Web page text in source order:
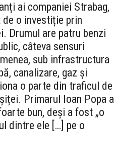
ai companiei Strabag,
o investiție prin
Drumul are patru benzi
câteva sensuri
sub infrastructura
canalizare, gaz și
o parte din traficul de
Primarul Ioan Popa a
bun, deși a fost „o
dintre ele […] pe o